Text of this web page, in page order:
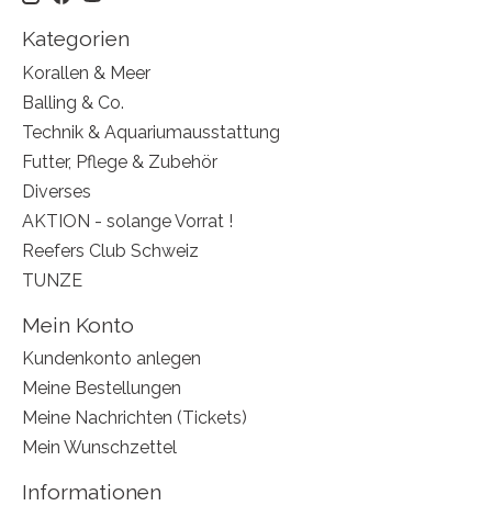
Kategorien
Korallen & Meer
Balling & Co.
Technik & Aquariumausstattung
Futter, Pflege & Zubehör
Diverses
AKTION - solange Vorrat !
Reefers Club Schweiz
TUNZE
Mein Konto
Kundenkonto anlegen
Meine Bestellungen
Meine Nachrichten (Tickets)
Mein Wunschzettel
Informationen